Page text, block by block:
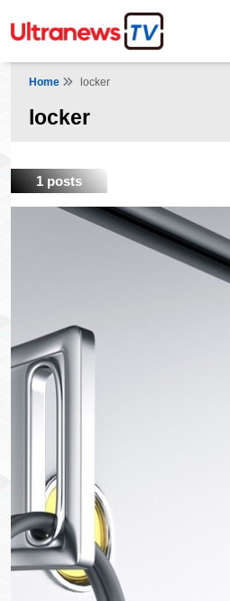
Home locker
locker
1 posts